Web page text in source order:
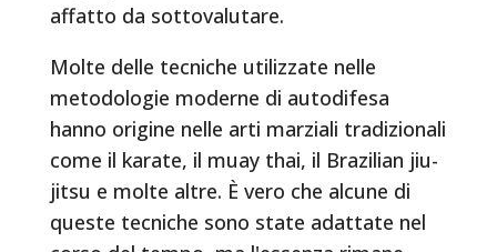
affatto da sottovalutare.
Molte delle tecniche utilizzate nelle
metodologie moderne di autodifesa
hanno origine nelle arti marziali tradizionali
come il karate, il muay thai, il Brazilian jiu-
jitsu e molte altre. È vero che alcune di
queste tecniche sono state adattate nel